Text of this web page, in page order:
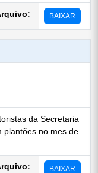
BAIXAR
da Secretaria
plantões no mes de
BAIXAR